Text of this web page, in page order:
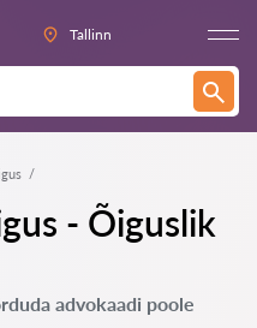
Tallinn
- Õiguslik
advokaadi poole